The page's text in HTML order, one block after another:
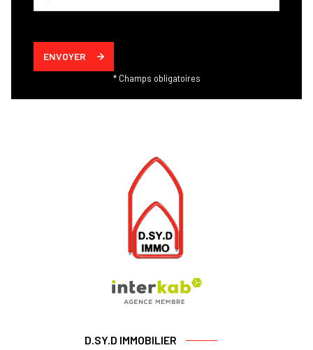
ENVOYER
* Champs obligatoires
D.SY.D IMMOBILIER